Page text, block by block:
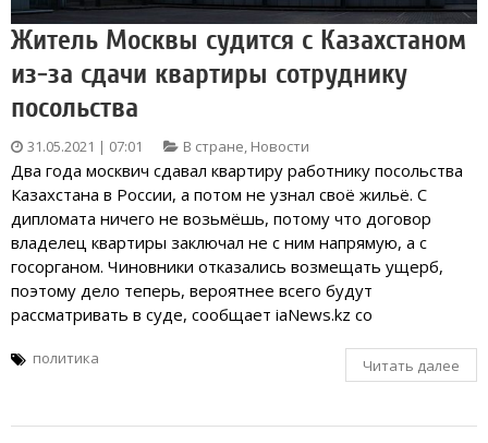
Житель Москвы судится с Казахстаном
из-за сдачи квартиры сотруднику
посольства
31.05.2021 | 07:01 В стране, Новости
Два года москвич сдавал квартиру работнику посольства
Казахстана в России, а потом не узнал своё жильё. С
дипломата ничего не возьмёшь, потому что договор
владелец квартиры заключал не с ним напрямую, а с
госорганом. Чиновники отказались возмещать ущерб,
поэтому дело теперь, вероятнее всего будут
рассматривать в суде, сообщает iaNews.kz со
политика Читать далее